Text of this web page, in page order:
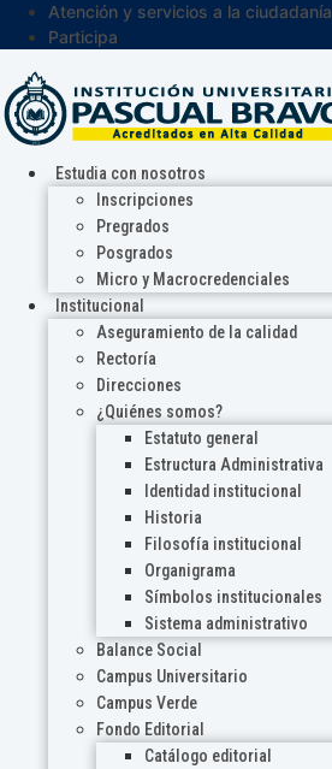
Atención y servicios a la ciudadanía
Participa
Estudia con nosotros
Inscripciones
Pregrados
Posgrados
Micro y Macrocredenciales
Institucional
Aseguramiento de la calidad
Rectoría
Direcciones
¿Quiénes somos?
Estatuto general
Estructura Administrativa
Identidad institucional
Historia
Filosofía institucional
Organigrama
Símbolos institucionales
Sistema administrativo
Balance Social
Campus Universitario
Campus Verde
Fondo Editorial
Catálogo editorial